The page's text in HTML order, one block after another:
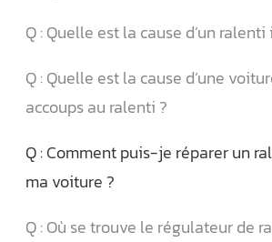
Q : Quelle est la cause d’un
Q : Quelle est la cause d’une
accoups au ralenti ?
Q : Comment puis-je réparer un
ma voiture ?
Q : Où se trouve le régulateur de